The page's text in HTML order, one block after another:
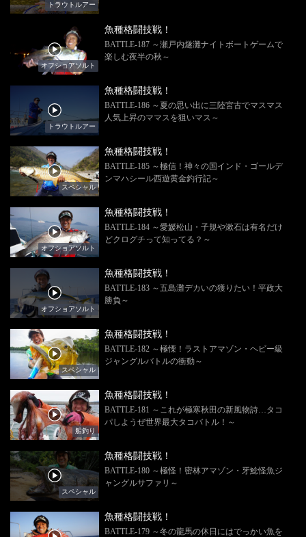
トラウトルアー
オフショアソルト
魚種格闘技戦！
BATTLE-187 ～瀬戸内燧灘ナイトボートゲームで
楽しむ夜半の秋～
トラウトルアー
魚種格闘技戦！
BATTLE-186 ～夏の思い出に三陸宮古でマスマス
人気上昇のママスを狙いマス～
スペシャル
魚種格闘技戦！
BATTLE-185 ～極信！神々の国インド・ゴールデ
ンマハシール西遊黄金釣行記～
オフショアソルト
魚種格闘技戦！
BATTLE-184 ～愛媛松山・子規や漱石は有名だけ
どクログチって知ってる？～
オフショアソルト
魚種格闘技戦！
BATTLE-183 ～五島灘デカいの獲りたい！平政大
勝負～
スペシャル
魚種格闘技戦！
BATTLE-182 ～極慄！ラストアマゾン・ヘビー級
ジャングルバトルの衝動～
船釣り
魚種格闘技戦！
BATTLE-181 ～これが極寒秋田の新風物詩…タコ
パしようぜ世界最大タコバトル！～
スペシャル
魚種格闘技戦！
BATTLE-180 ～極怪！密林アマゾン・牙鯰怪魚ジ
ャングルサファリ～
魚種格闘技戦！
BATTLE-179 ～冬の龍馬の休日にはでっかい魚を